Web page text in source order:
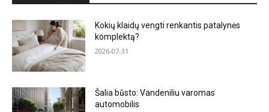
Kokių klaidų vengti renkantis patalynės
komplektą?
2026-07-31
Šalia būsto: Vandeniliu varomas
automobilis